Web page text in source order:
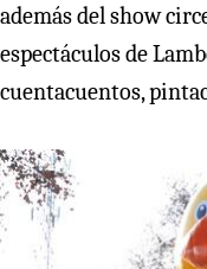
además del show
espectáculos de
cuentacuentos,